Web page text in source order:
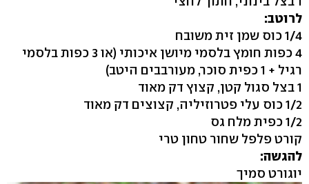
לרוטב:
1/4 כוס שמן זית משובח
4 כפות חומץ בלסמי מיושן איכותי (או 3 כפות בלסמי
רגיל + 1 כפית סוכר, מעורבבים היטב)
1 בצל סגול קטן, קצוץ דק מאוד
1/2 כוס עלי פטרוזיליה, קצוצים דק מאוד
1/2 כפית מלח גס
קורט פלפל שחור טחון טרי
להגשה:
יוגורט סמיך